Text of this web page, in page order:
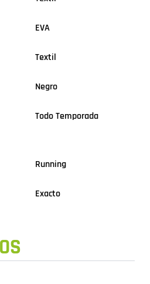
EVA
Textil
Negro
Todo Temporada
Running
Exacto